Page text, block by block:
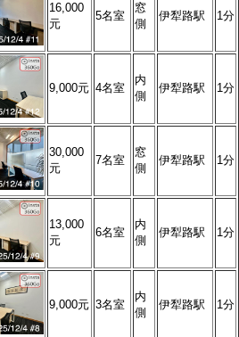
16,000
元
5名室
窓
側
伊犁路駅 1分
9,000元 4名室
内
側
伊犁路駅 1分
30,000
元
7名室
窓
側
伊犁路駅 1分
13,000
元
6名室
内
側
伊犁路駅 1分
9,000元 3名室
内
側
伊犁路駅 1分